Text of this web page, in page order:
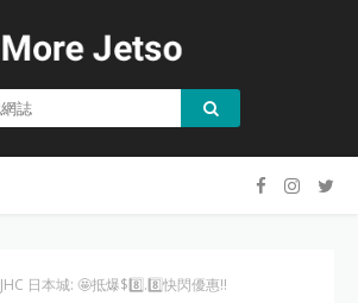
JHC 日本城: 🤩抵爆$8️⃣.8️⃣快閃優惠‼️